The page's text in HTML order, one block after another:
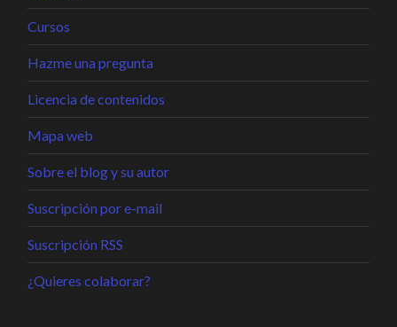
Cursos
Hazme una pregunta
Licencia de contenidos
Mapa web
Sobre el blog y su autor
Suscripción por e-mail
Suscripción RSS
¿Quieres colaborar?